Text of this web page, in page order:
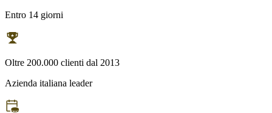
Entro 14 giorni
Oltre 200.000 clienti dal 2013
Azienda italiana leader